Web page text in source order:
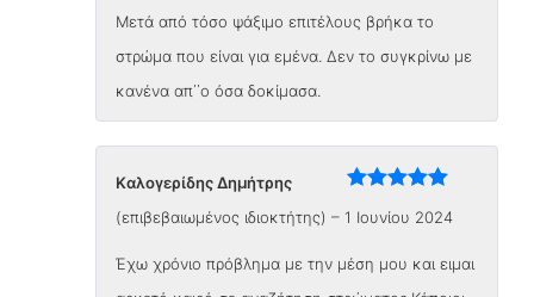
Μετά από τόσο ψάξιμο επιτέλους βρήκα το
στρώμα που είναι για εμένα. Δεν το συγκρίνω με
κανένα απ΄΄ο όσα δοκίμασα.
με5από 5
Kαλογερίδης Δημήτρης
(επιβεβαιωμένος ιδιοκτήτης) – 1 Ιουνίου 2024
Έχω χρόνιο πρόβλημα με την μέση μου και ειμαι